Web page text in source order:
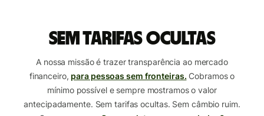
Sem tarifas ocultas
A nossa missão é trazer transparência ao mercado
financeiro, para pessoas sem fronteiras. Cobramos o
mínimo possível e sempre mostramos o valor
antecipadamente. Sem tarifas ocultas. Sem câmbio ruim.